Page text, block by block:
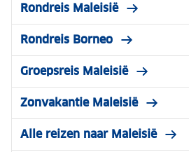
Rondreis Maleisië
Rondreis Borneo
Groepsreis Maleisië
Zonvakantie Maleisië
Alle reizen naar Maleisië